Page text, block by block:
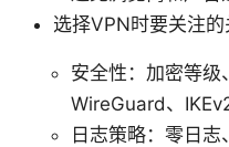
选择VPN时要关注
安全性：加密等级
WireGuard、IKEv2
日志策略：零日